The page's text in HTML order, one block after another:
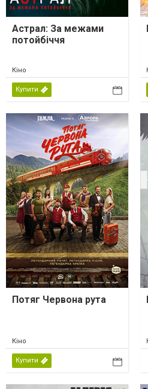
Астрал: За межами
потойбіччя
Кіно
Купити
Потяг Червона рута
Кіно
Купити